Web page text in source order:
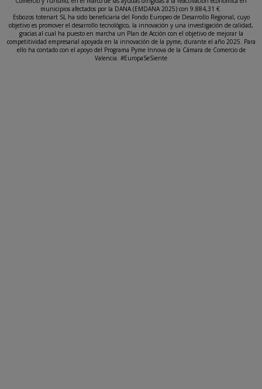
municipios afectados por la DANA (EMDANA 2025) con 9.884,31 €.
Esbozos totenart SL ha sido beneficiaria del Fondo Europeo de Desarrollo Regional, cuyo
objetivo es promover el desarrollo tecnológico, la innovación y una investigación de calidad,
gracias al cual ha puesto en marcha un Plan de Acción con el objetivo de mejorar la
competitividad empresarial apoyada en la innovación de la pyme, durante el año 2025. Para
ello ha contado con el apoyo del Programa Pyme Innova de la Cámara de Comercio de
Valencia. #EuropaSeSiente